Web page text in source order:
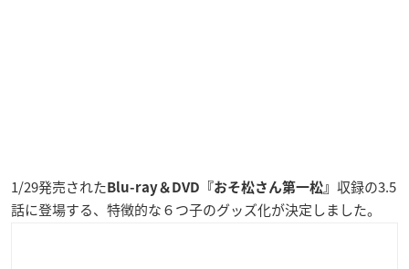
1/29発売されたBlu-ray＆DVD『おそ松さん第一松』 収録の3.5
話に登場する、特徴的な６つ子のグッズ化が決定しました。